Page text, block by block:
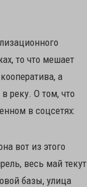
то что мешает
а
реку. О том, что
в соцсетях:
вот из этого
весь май текут
базы, улица